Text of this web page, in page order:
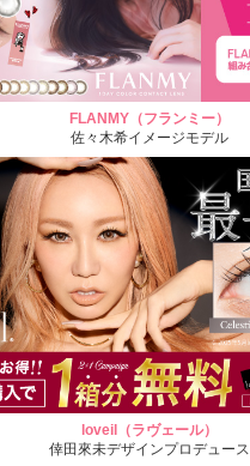
FLANMY（フランミー）
佐々木希イメージモデル
loveil（ラヴェール）
倖田來未デザインプロデュース